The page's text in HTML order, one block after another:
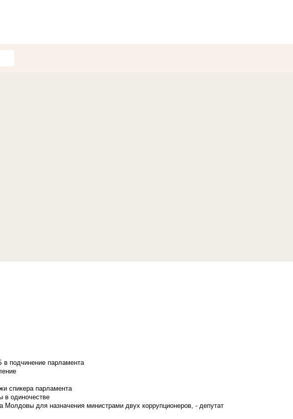
в подчинение парламента
спикера парламента
в одиночестве
Молдовы для назначения министрами двух коррупционеров, - депутат